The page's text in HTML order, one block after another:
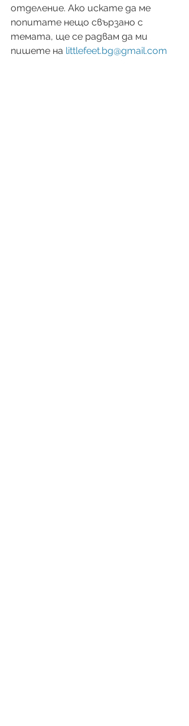
отделение. Ако искате да ме
попитате нещо свързано с
темата, ще се радвам да ми
пишете на littlefeet.bg@gmail.com